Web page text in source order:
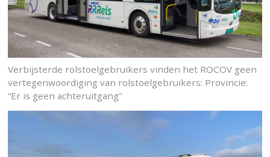
Verbijsterde rolstoelgebruikers vinden het ROCOV geen
vertegenwoordiging van rolstoelgebruikers: Provincie:
“Er is geen achteruitgang”